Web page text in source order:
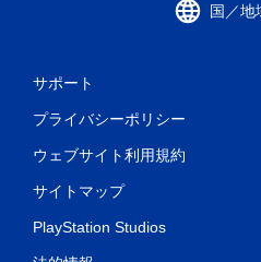
国／地
サポート
プライバシーポリシー
ウェブサイト利用規約
サイトマップ
PlayStation Studios